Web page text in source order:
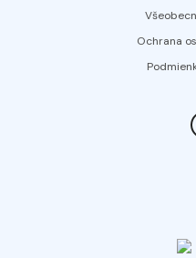
Ochrana